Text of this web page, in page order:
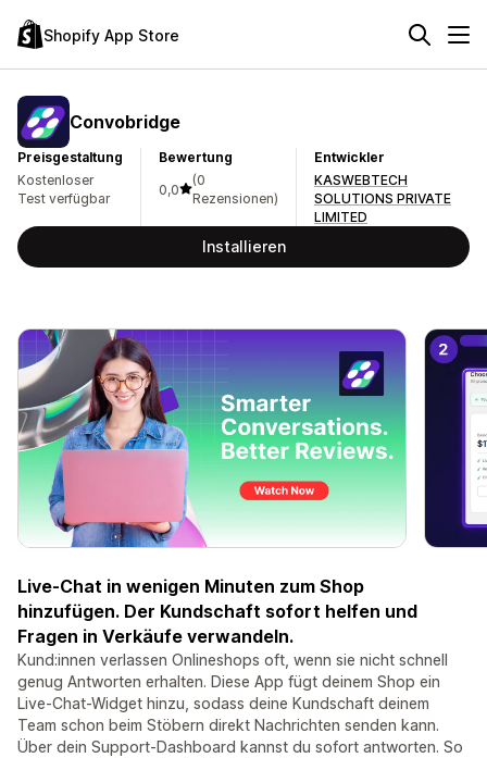
Shopify App Store
Convobridge
Preisgestaltung
Kostenloser
Test verfügbar
Bewertung
0,0
(0
Rezensionen)
Entwickler
KASWEBTECH
SOLUTIONS PRIVATE
LIMITED
Installieren
Live-Chat in wenigen Minuten zum Shop
hinzufügen. Der Kundschaft sofort helfen und
Fragen in Verkäufe verwandeln.
Kund:innen verlassen Onlineshops oft, wenn sie nicht schnell
genug Antworten erhalten. Diese App fügt deinem Shop ein
Live-Chat-Widget hinzu, sodass deine Kundschaft deinem
Team schon beim Stöbern direkt Nachrichten senden kann.
Über dein Support-Dashboard kannst du sofort antworten. So